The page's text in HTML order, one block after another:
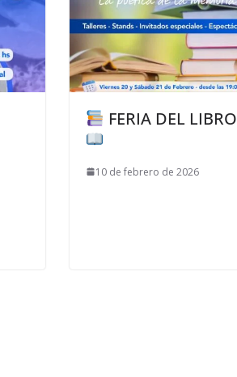
FERIA DEL LIBRO
10 de febrero de 2026